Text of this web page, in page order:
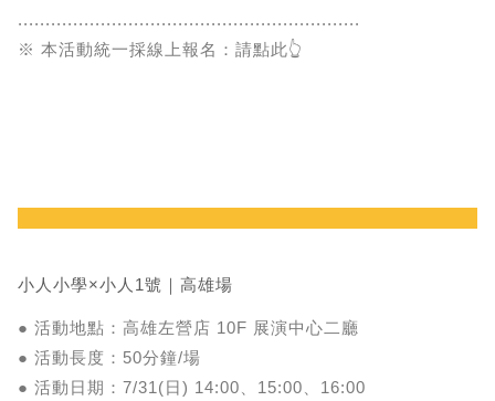
..............................................................
※ 本活動統一採線上報名：請點此👆
小人小學×小人1號｜高雄場
● 活動地點：高雄左營店 10F 展演中心二廳
● 活動長度：50分鐘/場
● 活動日期：7/31(日) 14:00、15:00、16:00